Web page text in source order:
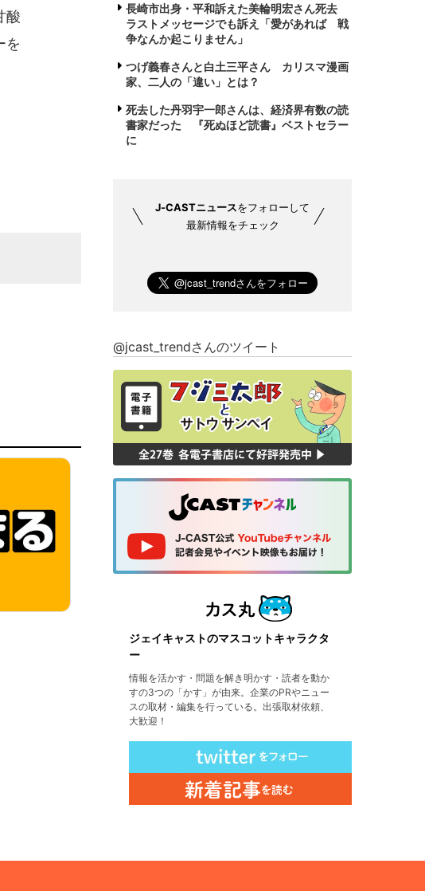
酸
を
長崎市出身・平和訴えた美輪明宏さん死去
ラストメッセージでも訴え「愛があれば 戦
争なんか起こりません」
つげ義春さんと白土三平さん カリスマ漫画
家、二人の「違い」とは？
死去した丹羽宇一郎さんは、経済界有数の読
書家だった 『死ぬほど読書』ベストセラー
に
J-CASTニュースをフォローして
最新情報をチェック
@jcast_trendさんのツイート
ジェイキャストのマスコットキャラクタ
ー
情報を活かす・問題を解き明かす・読者を動か
すの3つの「かす」が由来。企業のPRやニュー
スの取材・編集を行っている。出張取材依頼、
大歓迎！